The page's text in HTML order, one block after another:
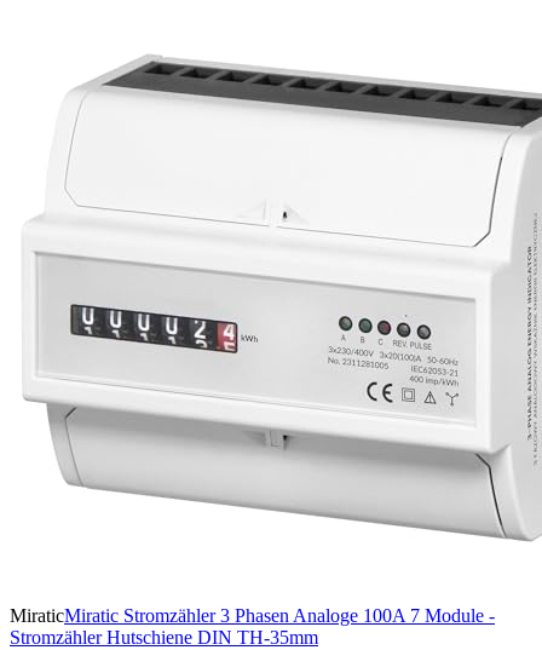
MiraticMiratic Stromzähler 3 Phasen Analoge 100A 7 Module -
Stromzähler Hutschiene DIN TH-35mm